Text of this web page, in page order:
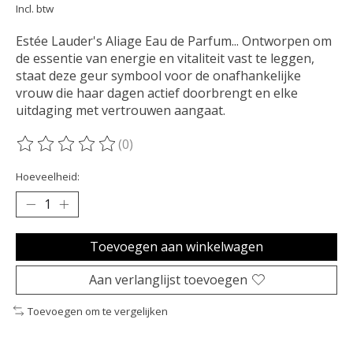
Incl. btw
Estée Lauder's Aliage Eau de Parfum... Ontworpen om
de essentie van energie en vitaliteit vast te leggen,
staat deze geur symbool voor de onafhankelijke
vrouw die haar dagen actief doorbrengt en elke
uitdaging met vertrouwen aangaat.
De beoordeling van dit product is
(0)
Hoeveelheid:
Toevoegen aan winkelwagen
Aan verlanglijst toevoegen
Toevoegen om te vergelijken